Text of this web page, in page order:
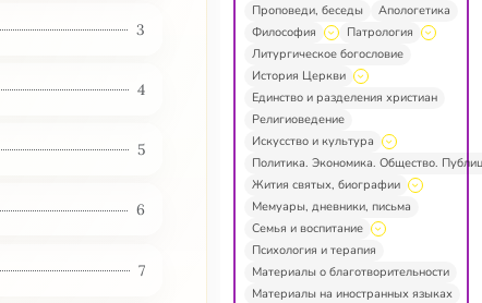
3
4
5
6
7
Проповеди, беседы
Апологетика
Философия
Патрология
Литургическое богословие
История Церкви
Единство и разделения христиан
Религиоведение
Искусство и культура
Политика. Экономика. Общество.
Жития святых, биографии
Мемуары, дневники, письма
Семья и воспитание
Психология и терапия
Материалы о благотворительности
Материалы на иностранных языках